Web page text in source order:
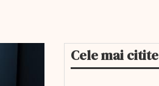
Cele mai citite